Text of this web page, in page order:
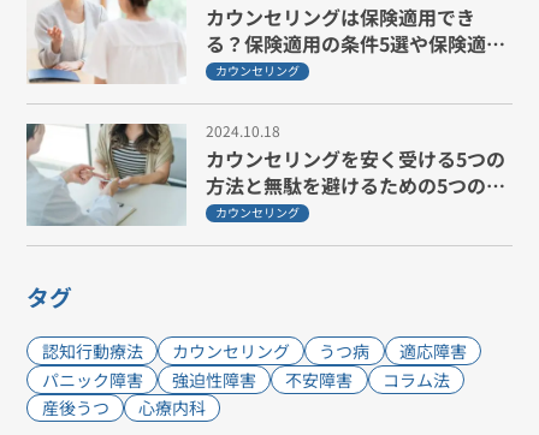
カウンセリングは保険適用でき
る？保険適用の条件5選や保険適用
外の理由も紹介
カウンセリング
2024.10.18
カウンセリングを安く受ける5つの
方法と無駄を避けるための5つのコ
ツカウンセリング
タグ
認知行動療法 カウンセリング うつ病
適応障害
パニック障害
強迫性障害 不安障害
コラム法
産後うつ
心療内科